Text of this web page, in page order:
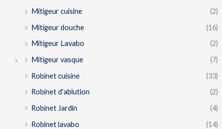
Mitigeur cuisine
(2)
Mitigeur douche
(16)
Mitigeur Lavabo
(2)
Mitigeur vasque
(7)
Robinet cuisine
(33)
Robinet d'ablution
(2)
Robinet Jardin
(4)
Robinet lavabo
(14)